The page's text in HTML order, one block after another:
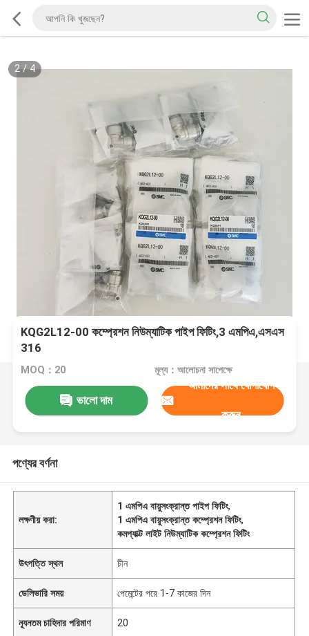
2/4
KQG2L12-00 কম্প্রেশন নিউম্যাটিক পাইপ ফিটিং,3 এমপিএ,এসএস
316
MOQ：20 মূল্য：আলোচনা সাপেক্ষে
ভালো দাম
আমাদের সাথে যোগাযোগ
করুন
পণ্যের বর্ণনা
লক্ষণীয় করা:
1 এমপিএ বায়ুসংক্রান্ত পাইপ ফিটিং,
1 এমপিএ বায়ুসংক্রান্ত কম্প্রেশন ফিটিং,
কমপ্যাক্ট লাইট নিউম্যাটিক কম্প্রেশন ফিটিং
উৎপত্তি স্থল চীন
ডেলিভারি সময় পেমেন্টের পরে 1-7 কাজের দিন
ন্যূনতম চাহিদার পরিমাণ 20